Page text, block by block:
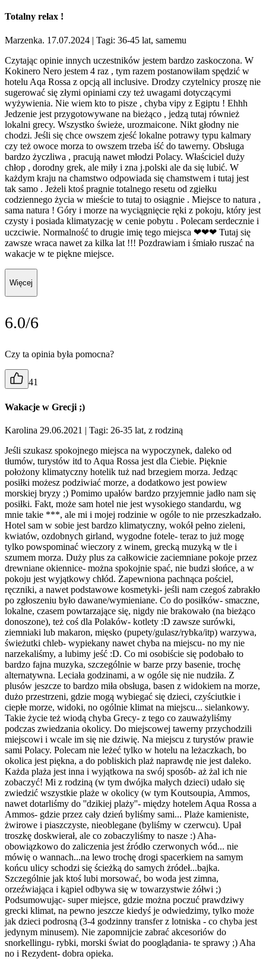
Totalny relax !
Marzenka. 17.07.2024 | Tagi: 36-45 lat, samemu
Czytając opinie innych uczestników jestem bardzo zaskoczona. W
Kokinero Nero jestem 4 raz , tym razem postanowiłam spędzić w
hotelu Aqa Rossa z opcją all inclusive. Drodzy czytelnicy proszę nie
sugerować się złymi opiniami czy też uwagami dotyczącymi
wyżywienia. Nie wiem kto to pisze , chyba vipy z Egiptu ! Ehhh
Jedzenie jest przygotowywane na bieżąco , jedzą tutaj również
lokalni grecy. Wszystko świeże, urozmaicone. Nikt głodny nie
chodzi. Jeśli się chce owszem zjeść lokalne potrawy typu kalmary
czy też owoce morza to owszem trzeba iść do tawerny. Obsługa
bardzo życzliwa , pracują nawet młodzi Polacy. Właściciel duży
chłop , dorodny grek, ale miły i zna j.polski ale da się lubić. W
każdym kraju na chamstwo odpowiada się chamstwem i tutaj jest
tak samo . Jeżeli ktoś pragnie totalnego resetu od zgiełku
codziennego życia w mieście to tutaj to osiągnie . Miejsce to natura ,
sama natura ! Góry i morze na wyciągnięcie ręki z pokoju, który jest
czysty i posiada klimatyzację w cenie pobytu . Polecam serdecznie i
uczciwie. Normalność to drugie imię tego miejsca ❤❤❤ Tutaj się
zawsze wraca nawet za kilka lat !!! Pozdrawiam i śmiało ruszać na
wakacje w te piękne miejsce.
Więcej
6.0/6
Czy ta opinia była pomocna?
41
Wakacje w Grecji ;)
Karolina 29.06.2021 | Tagi: 26-35 lat, z rodziną
Jeśli szukasz spokojnego miejsca na wypoczynek, daleko od
tłumów, turystów itd to Aqua Rossa jest dla Ciebie. Pięknie
położony klimatyczny hotelik tuż nad brzegiem morza. Jedząc
posiłki możesz podziwiać morze, a dodatkowo jest powiew
morskiej bryzy ;) Pomimo upałów bardzo przyjemnie jadło nam się
posiłki. Fakt, może sam hotel nie jest wysokiego standardu, wg
mnie takie ***, ale mi i mojej rodzinie w ogóle to nie przeszkadzało.
Hotel sam w sobie jest bardzo klimatyczny, wokół pełno zieleni,
kwiatów, ozdobnych girland, wygodne fotele- teraz to już mogę
tylko powspominać wieczory z winem, grecką muzyką w tle i
szumem morza. Duży plus za całkowicie zaciemniane pokoje przez
drewniane okiennice- można spokojnie spać, nie budzi słońce, a w
pokoju jest wyjątkowy chłód. Zapewniona pachnąca pościel,
ręczniki, a nawet podstawowe kosmetyki- jeśli nam czegoś zabrakło
po zgłoszeniu było dawane/wymieniane. Co do posiłków- smaczne,
lokalne, czasem powtarzające się, nigdy nie brakowało (na bieżąco
donoszone), też coś dla Polaków- kotlety :D zawsze surówki,
ziemniaki lub makaron, mięsko (pupety/gulasz/rybka/itp) warzywa,
świeżutki chleb- wypiekany nawet chyba na miejscu- no my nie
narzekaliśmy, a lubimy jeść :D. Co mi osobiście się podobało to
bardzo fajna muzyka, szczególnie w barze przy basenie, trochę
alternatywna. Leciała godzinami, a w ogóle się nie nudziła. Z
plusów jeszcze to bardzo miła obsługa, basen z widokiem na morze,
dużo przestrzeni, gdzie mogą wybiegać się dzieci, czyściutkie i
ciepłe morze, widoki, no ogólnie klimat na miejscu... sielankowy.
Takie życie też wiodą chyba Grecy- z tego co zauważyliśmy
podczas zwiedzania okolicy. Do miejscowej tawerny przychodzili
miejscowi i wcale im się nie dziwię. Na miejscu z turystów prawie
sami Polacy. Polecam nie leżeć tylko w hotelu na leżaczkach, bo
okolica jest piękna, a do pobliskich plaż naprawdę nie jest daleko.
Każda plaża jest inna i wyjątkowa na swój sposób- aż żal ich nie
zobaczyć! Mi z rodziną (w tym dwójka małych dzieci) udało się
zwiedzić wszystkie plaże w okolicy (w tym Koutsoupia, Ammos,
nawet dotarliśmy do ''dzikiej plaży''- między hotelem Aqua Rossa a
Ammos- gdzie przez cały dzień byliśmy sami... Plaże kamieniste,
żwirowe i piaszczyste, nieoblegane (byliśmy w czerwcu). Upał
troszkę doskwierał, ale co zobaczyliśmy to nasze :) Aha-
obowiązkowo do zaliczenia jest źródło czerwonych wód... nie
mówię o wannach...na lewo trochę drogi spacerkiem na samym
końcu ulicy schodzi się ścieżką do samych żródeł...bajka.
Szczególnie jak ktoś lubi morsować, bo woda jest zimna,
orzeźwiająca i kąpiel odbywa się w towarzystwie żółwi ;)
Podsumowując- super miejsce, gdzie można poczuć prawdziwy
grecki klimat, na pewno jeszcze kiedyś je odwiedzimy, tylko może
jak dzieci podrosną (3-4 godzinny transfer z lotniska - co chyba jest
jedynym minusem). Nie zapomnijcie zabrać akcesoriów do
snorkellingu- rybki, morski świat do pooglądania- te sprawy ;) Aha
no i Rezydent- dobra opieka.